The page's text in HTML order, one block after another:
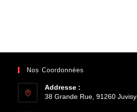
Nos Coordonnées
Addresse :
38 Grande Rue, 91260